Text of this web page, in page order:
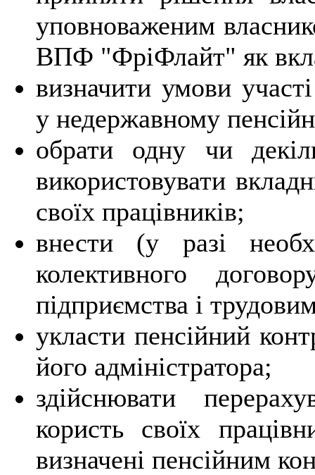
уповноваженим
ВПФ "ФріФлайт" як
визначити умови
у недержавному
обрати одну чи
використовувати
своїх працівників;
внести (у разі
колективного
підприємства і
укласти пенсійний
його адміністратора;
здійснювати
користь своїх
визначені пенсійним